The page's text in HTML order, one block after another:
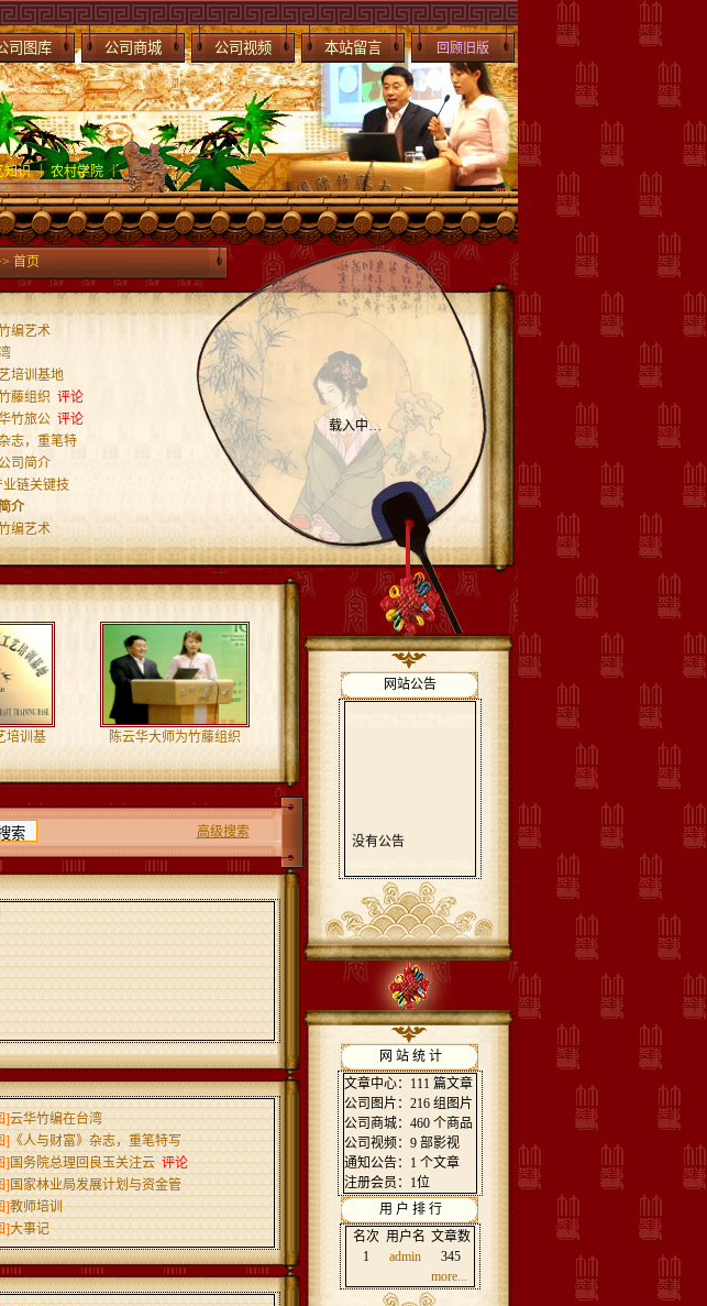
司图库 公司商城 公司视频 本站留言 回顾旧版
知识 | 农村学院 |
首页
编艺术
培训基地
藤组织 评论
竹旅公 评论
志，重笔特
司简介
业链关键技
介
编艺术
载入中…
培训基 陈云华大师为竹藤组织
高级搜索
]云华竹编在台湾
]《人与财富》杂志，重笔特写
]国务院总理回良玉关注云 评论
]国家林业局发展计划与资金管
]教师培训
]大事记
网站公告
没有公告
网 站 统 计
文章中心：111 篇文章
公司图片：216 组图片
公司商城：460 个商品
公司视频：9 部影视
通知公告：1 个文章
注册会员：1位
用 户 排 行
名次 用户名 文章数
1
admin
345
more...